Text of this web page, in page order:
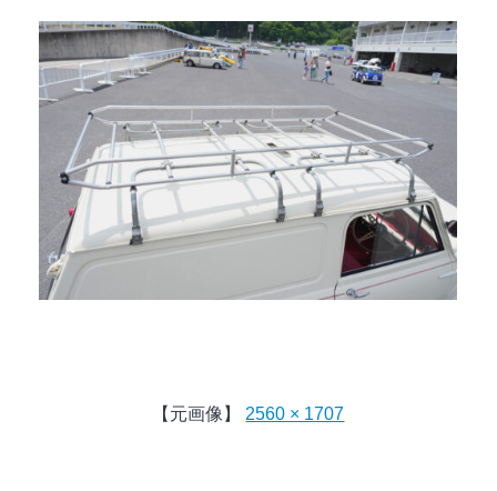
【元画像】 2560 × 1707